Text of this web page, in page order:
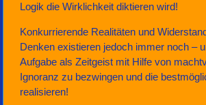
Logik die Wirklichkeit diktieren wird!
Konkurrierende Realitäten und
Denken existieren jedoch immer noch –
Aufgabe als Zeitgeist mit Hilfe von
Ignoranz zu bezwingen und die
realisieren!